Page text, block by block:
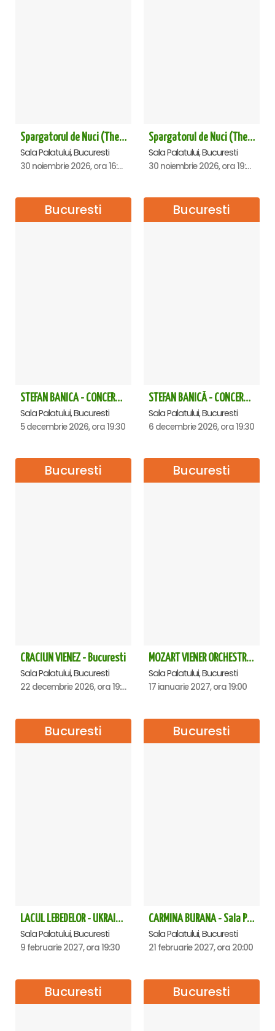
Spargatorul de Nuci (The Nutcracker) -UKRAINIAN CLASSICAL BALLET (ora 16.00) - Bucuresti
Sala Palatului, Bucuresti
30 noiembrie 2026, ora 16:00
Spargatorul de Nuci (The Nutcracker) -UKRAINIAN CLASSICAL BALLET (ora 19.30) - Bucuresti
Sala Palatului, Bucuresti
30 noiembrie 2026, ora 19:30
Bucuresti
STEFAN BANICA - CONCERT EXTRAORDINAR DE CRĂCIUN 2026
Sala Palatului, Bucuresti
5 decembrie 2026, ora 19:30
Bucuresti
STEFAN BANICĂ - CONCERT EXTRAORDINAR DE CRĂCIUN 2026
Sala Palatului, Bucuresti
6 decembrie 2026, ora 19:30
Bucuresti
CRACIUN VIENEZ - Bucuresti
Sala Palatului, Bucuresti
22 decembrie 2026, ora 19:00
Bucuresti
MOZART VIENER ORCHESTRA - CONCERT EXTRAORDINAR - Sala Palatului
Sala Palatului, Bucuresti
17 ianuarie 2027, ora 19:00
Bucuresti
LACUL LEBEDELOR - UKRAINIAN CLASSICAL BALLET - Bucuresti
Sala Palatului, Bucuresti
9 februarie 2027, ora 19:30
Bucuresti
CARMINA BURANA - Sala Palatului
Sala Palatului, Bucuresti
21 februarie 2027, ora 20:00
Bucuresti Bucuresti